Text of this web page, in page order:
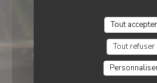
Tout accepter
Tout refuser